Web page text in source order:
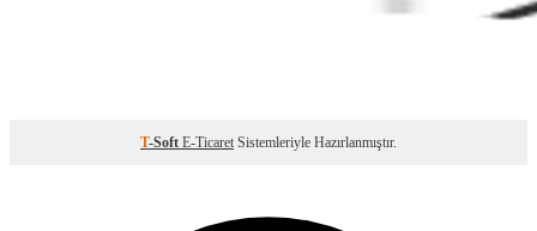
T-Soft E-Ticaret Sistemleriyle Hazırlanmıştır.